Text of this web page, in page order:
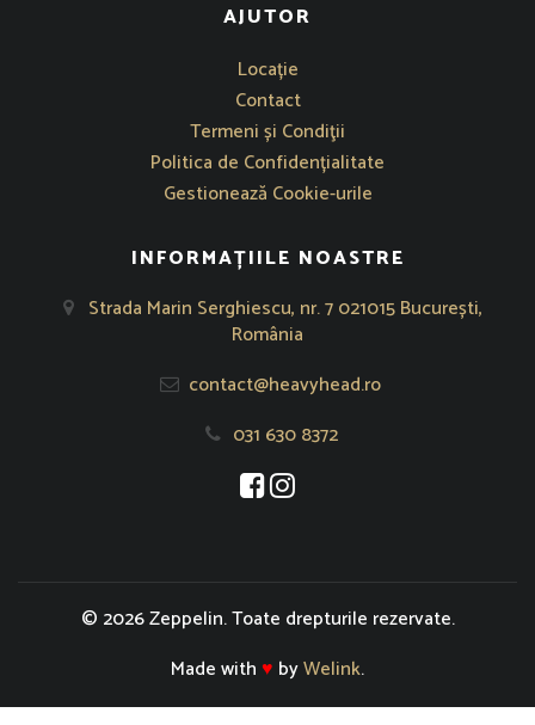
AJUTOR
Se deschide într-o fereastră nouă
Locație
Contact
Termeni și Condiţii
Politica de Confidențialitate
Gestionează Cookie-urile
INFORMAȚIILE NOASTRE
Strada Marin Serghiescu, nr. 7 021015 București,
România
contact@heavyhead.ro
031 630 8372
Se deschide într-o fereastră nouă
Se deschide într-o fereastră
© 2026 Zeppelin. Toate drepturile rezervate.
Made with♥ byWelink.